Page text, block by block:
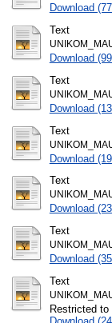
Download
Text
Download
Text
Download
Text
Download
Text
Download
Text
Download
Text
Restricted